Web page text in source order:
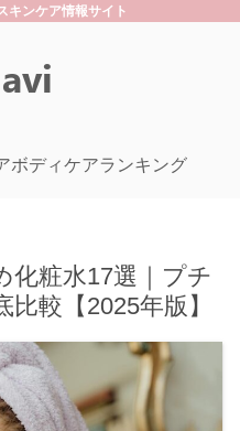
キンケア情報サイト
ボディケアランキング
化粧水17選｜プチ
較【2025年版】